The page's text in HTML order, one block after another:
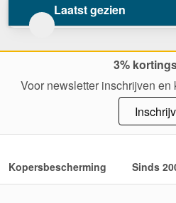
Laatst gezien
3%
Voor newsletter inschrijven
Kopersbescherming Sinds